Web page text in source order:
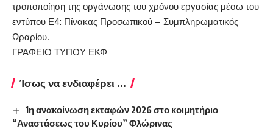
τροποποίηση της οργάνωσης του χρόνου εργασίας μέσω του
εντύπου Ε4: Πίνακας Προσωπικού – Συμπληρωματικός
Ωραρίου.
ΓΡΑΦΕΙΟ ΤΥΠΟΥ ΕΚΦ
Ίσως να ενδιαφέρει ...
1η ανακοίνωση εκταφών 2026 στο κοιμητήριο
“Αναστάσεως του Κυρίου” Φλώρινας